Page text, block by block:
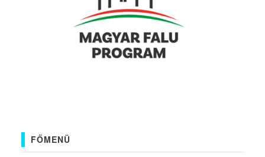
FŐMENÜ